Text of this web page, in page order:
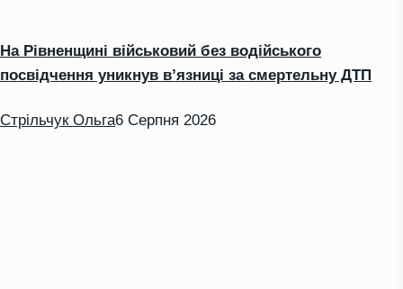
На Рівненщині військовий без водійського
посвідчення уникнув в’язниці за смертельну ДТП
Стрільчук Ольга6 Серпня 2026